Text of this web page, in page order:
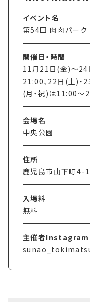
イベント名
第54回 肉肉パー
開催日・時間
11月21日(金)〜
21:00、22日(土)・
(月・祝)は11:00〜
会場名
中央公園
住所
鹿児島市山下町4-1
入場料
無料
主催者Instagram